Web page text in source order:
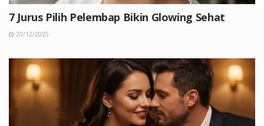
7 Jurus Pilih Pelembap Bikin Glowing Sehat
20/12/2025